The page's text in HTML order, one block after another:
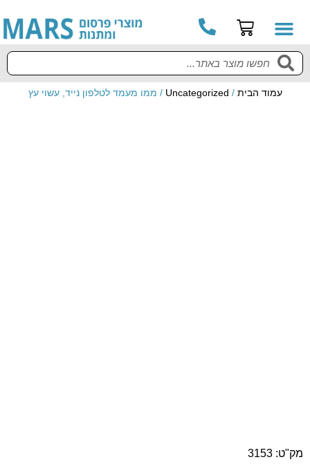
עמוד הבית /
Uncategorized / ממו מעמד לטלפון נייד, עשוי עץ
מק"ט: 3153